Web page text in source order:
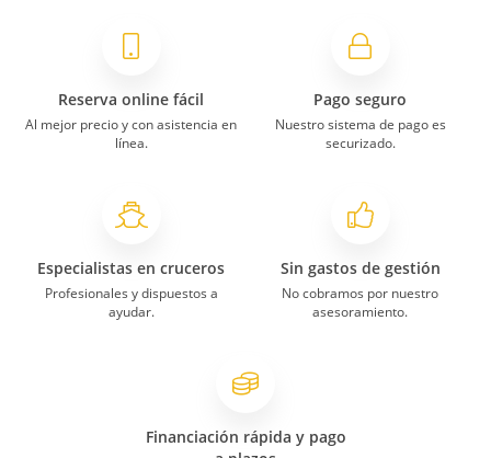
Reserva online fácil
Al mejor precio y con asistencia en
línea.
Pago seguro
Nuestro sistema de pago es
securizado.
Especialistas en cruceros
Profesionales y dispuestos a
ayudar.
Sin gastos de gestión
No cobramos por nuestro
asesoramiento.
Financiación rápida y pago